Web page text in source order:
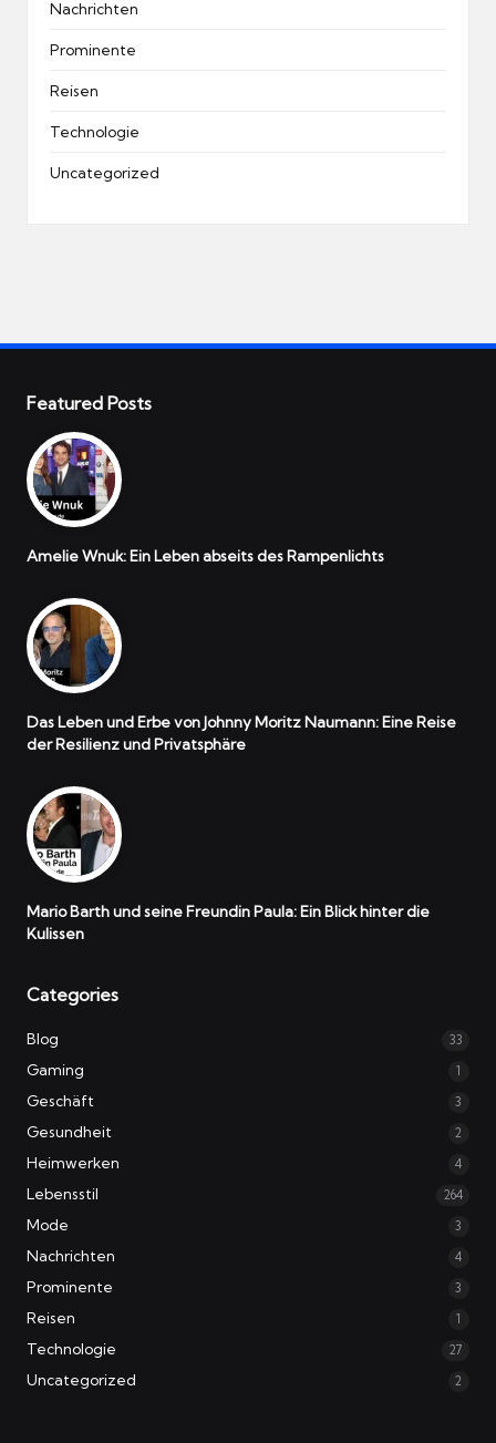
Nachrichten
Prominente
Reisen
Technologie
Uncategorized
Featured Posts
Amelie Wnuk: Ein Leben abseits des Rampenlichts
Das Leben und Erbe von Johnny Moritz Naumann: Eine Reise
der Resilienz und Privatsphäre
Mario Barth und seine Freundin Paula: Ein Blick hinter die
Kulissen
Categories
Blog 33
Gaming 1
Geschäft 3
Gesundheit 2
Heimwerken 4
Lebensstil 264
Mode 3
Nachrichten 4
Prominente 3
Reisen 1
Technologie 27
Uncategorized 2